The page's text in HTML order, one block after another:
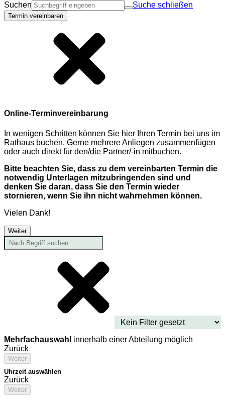
Suchen
Suche schließen
Termin vereinbaren
Online-Terminvereinbarung
In wenigen Schritten können Sie hier Ihren Termin bei uns im
Rathaus buchen. Gerne mehrere Anliegen zusammenfügen
oder auch direkt für den/die Partner/-in mitbuchen.
Bitte beachten Sie, dass zu dem vereinbarten Termin die
notwendig Unterlagen mitzubringenden sind und
denken Sie daran, dass Sie den Termin wieder
stornieren, wenn Sie ihn nicht wahrnehmen können.
Vielen Dank!
Weiter
Mehrfachauswahl innerhalb einer Abteilung möglich
Zurück
Weiter
Uhrzeit auswählen
Zurück
Weiter